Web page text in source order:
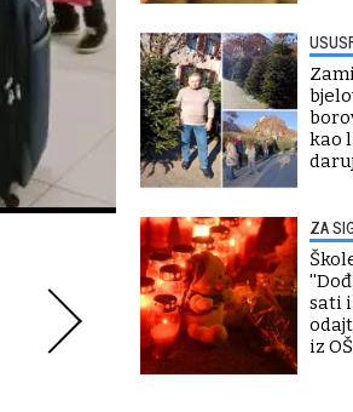
kao
ZA
sati i
iz